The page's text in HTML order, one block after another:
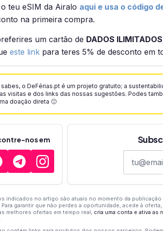
teu eSIM da Airalo aqui e usa o código
na primeira compra.
um cartão de DADOS ILIMITADOS
este link para teres 5% de desconto em
o DeFérias.pt é um projeto gratuito; a
visitas e dos links das nossas sugestões. Podes
doação direta 🙂
nos em
indicados no artigo são atuais no momento da
Para garantir que não perdes a oportunidade, acede à
melhores ofertas em tempo real, cria uma conta e ativa
.